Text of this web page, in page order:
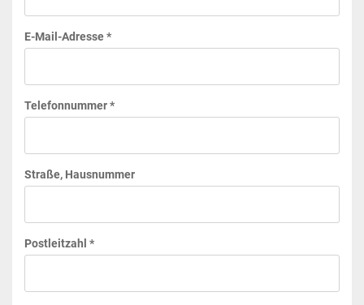
E-Mail-Adresse *
Telefonnummer *
Straße, Hausnummer
Postleitzahl *